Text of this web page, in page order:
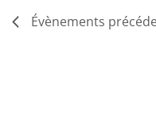
Évènements